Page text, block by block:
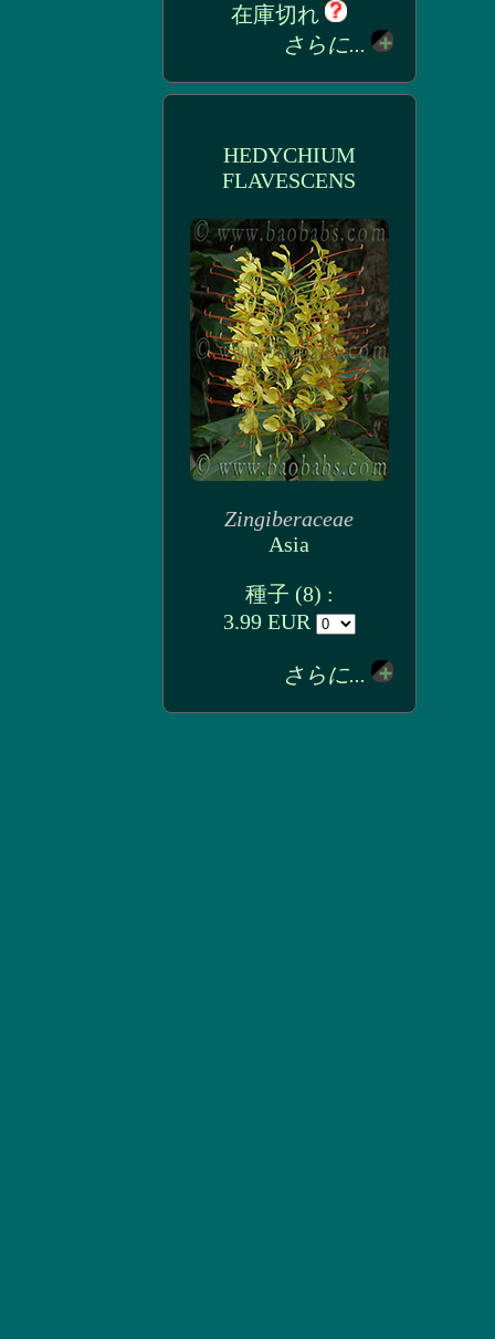
在庫切れ
さらに...
HEDYCHIUM
FLAVESCENS
Zingiberaceae
Asia
種子 (8) :
3.99 EUR
さらに...